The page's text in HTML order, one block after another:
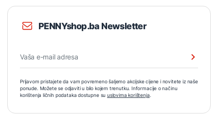
PENNYshop.ba Newsletter
Prijavom pristajete da vam povremeno šaljemo akcijske cijene i novitete iz naše
ponude. Možete se odjaviti u bilo kojem trenutku. Informacije o načinu
korištenja ličnih podataka dostupne su uslovima korištenja.